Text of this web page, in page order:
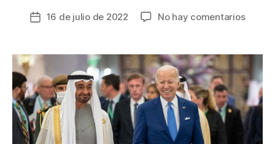
Fecha
entrada
16 de julio de 2022 No hay comentariosen
Golfo
de
Joe
Biden
sobre